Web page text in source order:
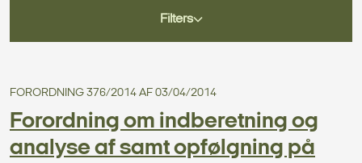
Filters
FORORDNING 376/2014 AF 03/04/2014
Forordning om indberetning og
analyse af samt opfølgning på